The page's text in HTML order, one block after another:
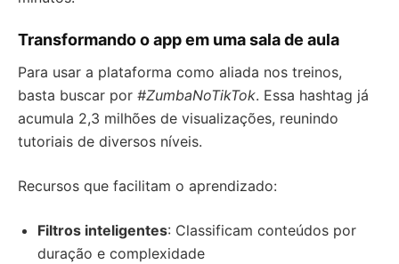
Transformando o app em uma sala de aula
Para usar a plataforma como aliada nos treinos,
basta buscar por #ZumbaNoTikTok. Essa hashtag já
acumula 2,3 milhões de visualizações, reunindo
tutoriais de diversos níveis.
Recursos que facilitam o aprendizado:
Filtros inteligentes: Classificam conteúdos por
duração e complexidade